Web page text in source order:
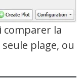
comparer la
plage, ou